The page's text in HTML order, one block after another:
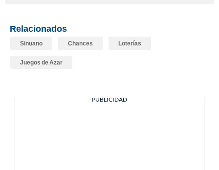
Relacionados
Sinuano Chances Loterías
Juegos de Azar
PUBLICIDAD